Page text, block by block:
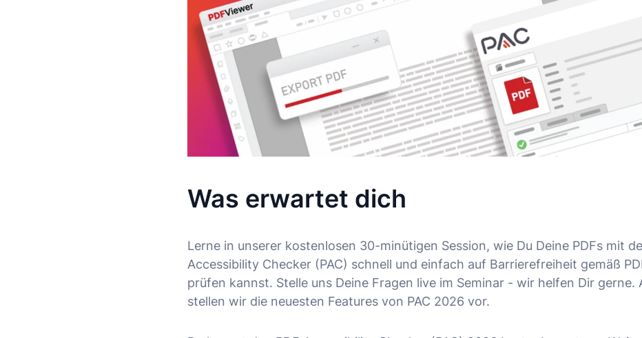
Was erwartet dich
Lerne in unserer kostenlosen 30-minütigen Session, wie Du Deine PDFs mit
Accessibility Checker (PAC) schnell und einfach auf Barrierefreiheit gemäß
prüfen kannst. Stelle uns Deine Fragen live im Seminar - wir helfen Dir gerne.
stellen wir die neuesten Features von PAC 2026 vor.